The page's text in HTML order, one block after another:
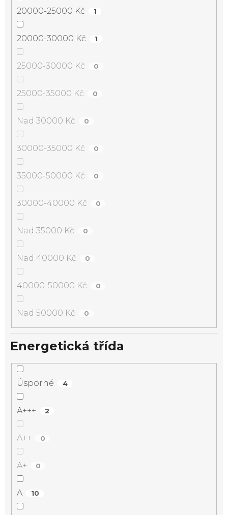
20000-25000 Kč 1
20000-30000 Kč 1
25000-30000 Kč 0
25000-35000 Kč 0
Nad 30000 Kč 0
30000-35000 Kč 0
35000-50000 Kč 0
30000-40000 Kč 0
Nad 35000 Kč 0
Nad 40000 Kč 0
40000-50000 Kč 0
Nad 50000 Kč 0
Energetická třída
Úsporné 4
A+++ 2
A++ 0
A+ 0
A 10